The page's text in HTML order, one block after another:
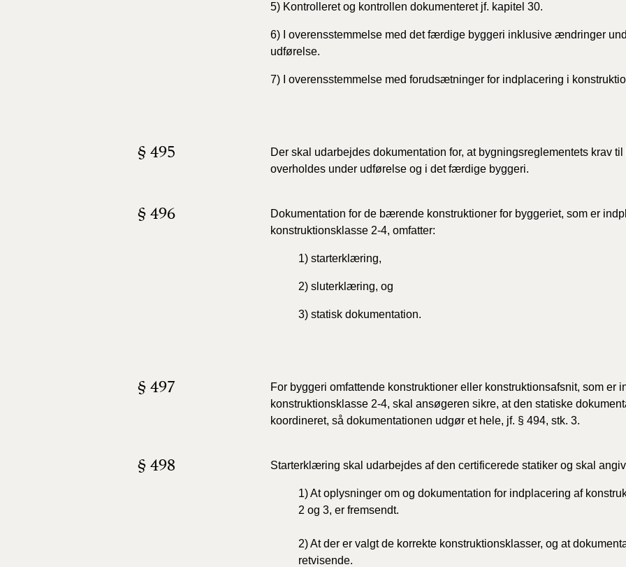
5) Kontrolleret og kontrollen dokumenteret jf. kapitel 30.
6) I overensstemmelse med det færdige byggeri inklusive ændringer
udførelse.
7) I overensstemmelse med forudsætninger for indplacering i
§ 495
Der skal udarbejdes dokumentation for, at bygningsreglementets krav
overholdes under udførelse og i det færdige byggeri.
§ 496
Dokumentation for de bærende konstruktioner for byggeriet, som er
konstruktionsklasse 2-4, omfatter:
1) starterklæring,
2) sluterklæring, og
3) statisk dokumentation.
§ 497
For byggeri omfattende konstruktioner eller konstruktionsafsnit, som er
konstruktionsklasse 2-4, skal ansøgeren sikre, at den statiske
koordineret, så dokumentationen udgør et hele, jf. § 494, stk. 3.
§ 498 Starterklæring skal udarbejdes af den certificerede statiker og skal
1) At oplysninger om og dokumentation for indplacering af
2 og 3, er fremsendt.
2) At der er valgt de korrekte konstruktionsklasser, og at
retvisende.